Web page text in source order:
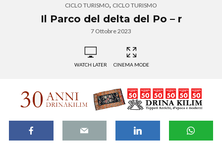
CICLO TURISMO, CICLO TURISMO
Il Parco del delta del Po – r
7 Ottobre 2023
WATCH LATER CINEMA MODE